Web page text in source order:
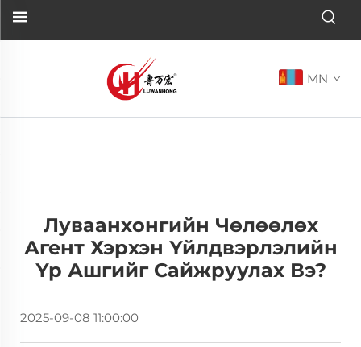
MN
Луваанхонгийн Чөлөөлөх
Агент Хэрхэн Үйлдвэрлэлийн
Үр Ашгийг Сайжруулах Вэ?
2025-09-08 11:00:00